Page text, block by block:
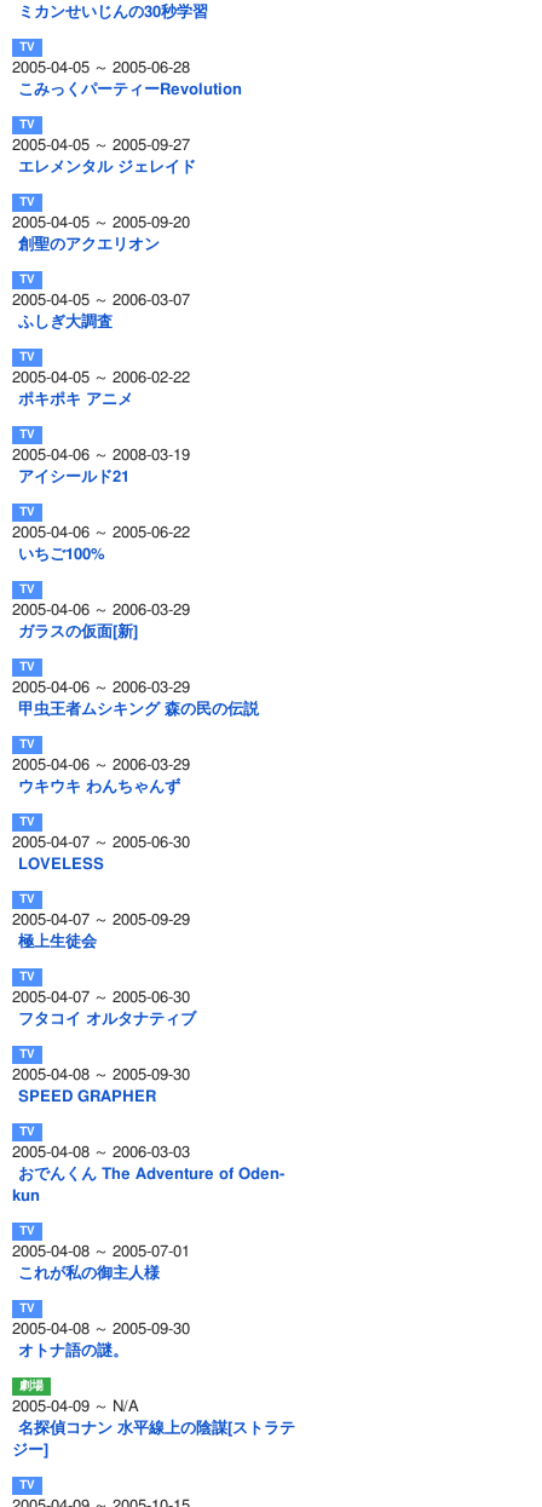
ミカンせいじんの30秒学習
2005-04-05 ～ 2005-06-28
こみっくパーティーRevolution
2005-04-05 ～ 2005-09-27
エレメンタル ジェレイド
2005-04-05 ～ 2005-09-20
創聖のアクエリオン
2005-04-05 ～ 2006-03-07
ふしぎ大調査
2005-04-05 ～ 2006-02-22
ポキポキ アニメ
2005-04-06 ～ 2008-03-19
アイシールド21
2005-04-06 ～ 2005-06-22
いちご100%
2005-04-06 ～ 2006-03-29
ガラスの仮面[新]
2005-04-06 ～ 2006-03-29
甲虫王者ムシキング 森の民の伝説
2005-04-06 ～ 2006-03-29
ウキウキ わんちゃんず
2005-04-07 ～ 2005-06-30
LOVELESS
2005-04-07 ～ 2005-09-29
極上生徒会
2005-04-07 ～ 2005-06-30
フタコイ オルタナティブ
2005-04-08 ～ 2005-09-30
SPEED GRAPHER
2005-04-08 ～ 2006-03-03
おでんくん The Adventure of Oden-
kun
2005-04-08 ～ 2005-07-01
これが私の御主人様
2005-04-08 ～ 2005-09-30
オトナ語の謎。
2005-04-09 ～ N/A
名探偵コナン 水平線上の陰謀[ストラテ
ジー]